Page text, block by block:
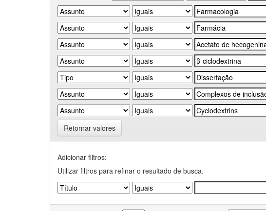
Retornar valores
Adicionar filtros:
Utilizar filtros para refinar o resultado de busca.